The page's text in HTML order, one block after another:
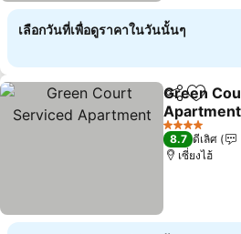
เลือกวันที่เพื่อดูราคาในวันนั้นๆ
แชร์ เพิ่มใน
Green
Apartment
4 ดาว
8.7 ดีเลิศ
เซี่ยงไฮ้